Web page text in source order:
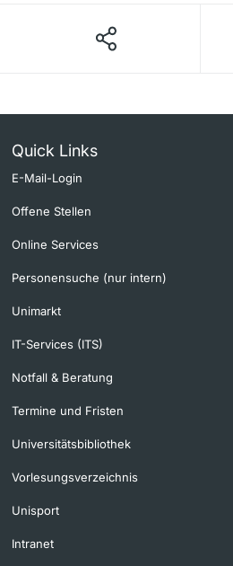
Quick Links
E-Mail-Login
Offene Stellen
Online Services
Personensuche (nur intern)
Unimarkt
IT-Services (ITS)
Notfall & Beratung
Termine und Fristen
Universitätsbibliothek
Vorlesungsverzeichnis
Unisport
Intranet